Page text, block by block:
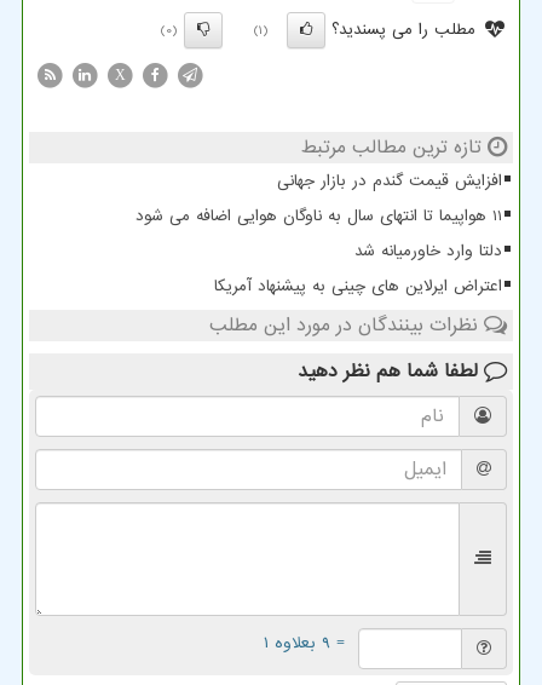
مطلب را می پسندید؟
(1)
(0)
X
تازه ترین مطالب مرتبط
افزایش قیمت گندم در بازار جهانی
11 هواپیما تا انتهای سال به ناوگان هوایی اضافه می شود
دلتا وارد خاورمیانه شد
اعتراض ایرلاین های چینی به پیشنهاد آمریکا
نظرات بینندگان در مورد این مطلب
لطفا شما هم نظر دهید
= ۹ بعلاوه ۱